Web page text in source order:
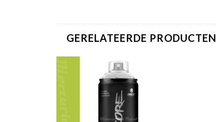
GERELATEERDE PRODUCTEN